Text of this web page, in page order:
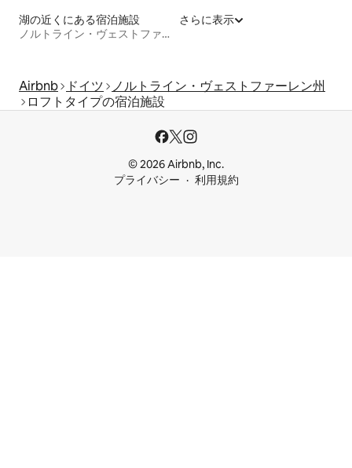
湖の近くにある宿泊施設
ノルトライン・ヴェストファーレン州
さらに表示
Airbnb ドイツ
ノルトライン・ヴェストファーレン州
ロフトタイプの宿泊施設
© 2026 Airbnb, Inc.
プライバシー
利用規約